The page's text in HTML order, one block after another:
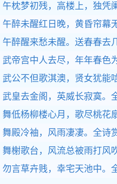
午枕梦初残，高楼上，独凭
午醉未醒红日晚，黄昏帘幕
午醉醒来愁未醒。送春春去
武帝宫中人去尽，年年春色
武公不但歌淇澳，贤女犹能
武皇去金阁，英威长寂寞。
舞低杨柳楼心月，歌尽桃花
舞殿冷袖，风雨凄凄。全诗
舞榭歌台，风流总被雨打风
勿言草卉贱，幸宅天池中。